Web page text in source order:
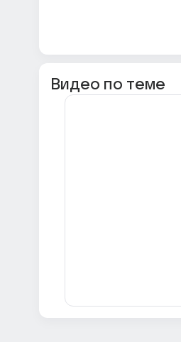
Видео по теме